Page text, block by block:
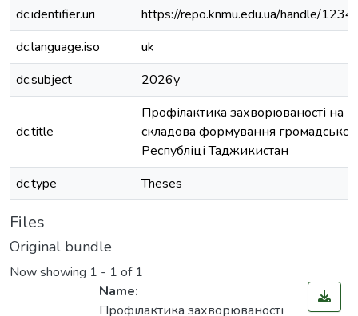
dc.identifier.uri
https://repo.knmu.edu.ua/handle/
dc.language.iso
uk
dc.subject
2026у
dc.title
Профілактика захворюваності на
складова формування
Республіці Таджикистан
dc.type
Theses
Files
Original bundle
Now showing 1 - 1 of 1
Name:
Профілактика захворюваності